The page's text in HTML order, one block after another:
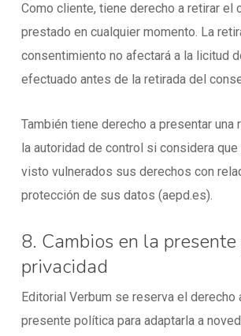
Como cliente, tiene derecho a retirar el
prestado en cualquier momento. La
consentimiento no afectará a la licitud
efectuado antes de la retirada del
También tiene derecho a presentar una
la autoridad de control si considera
visto vulnerados sus derechos con
protección de sus datos (aepd.es).
8. Cambios en la
privacidad
Editorial Verbum se reserva el derecho
presente política para adaptarla a